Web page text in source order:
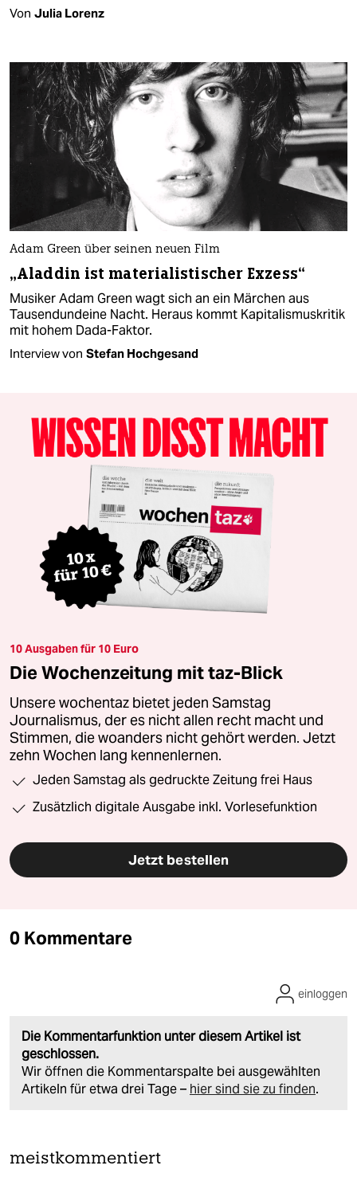
Von Julia Lorenz
Adam Green über seinen neuen Film
„Aladdin ist materialistischer Exzess“
Musiker Adam Green wagt sich an ein Märchen aus
Tausendundeine Nacht. Heraus kommt Kapitalismuskritik
mit hohem Dada-Faktor.
Interview von Stefan Hochgesand
10 Ausgaben für 10 Euro
Die Wochenzeitung mit taz-Blick
Unsere wochentaz bietet jeden Samstag
Journalismus, der es nicht allen recht macht und
Stimmen, die woanders nicht gehört werden. Jetzt
zehn Wochen lang kennenlernen.
Jeden Samstag als gedruckte Zeitung frei Haus
Zusätzlich digitale Ausgabe inkl. Vorlesefunktion
Jetzt bestellen
0 Kommentare
Die Kommentarfunktion unter diesem Artikel ist
geschlossen.
Wir öffnen die Kommentarspalte bei ausgewählten
Artikeln für etwa drei Tage – hier sind sie zu finden.
einloggen
meistkommentiert